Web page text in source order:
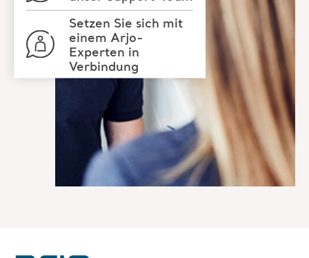
Kontaktieren Sie
unser Support-Team
Setzen Sie sich mit
einem Arjo-
Experten in
Verbindung